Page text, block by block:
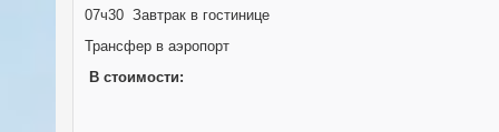
07ч30 Завтрак в гостинице
Трансфер в аэропорт
В стоимости: